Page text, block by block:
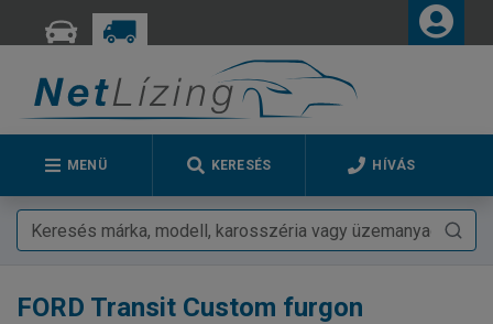
MENÜ KERESÉS HÍVÁS
FORD Transit Custom furgon